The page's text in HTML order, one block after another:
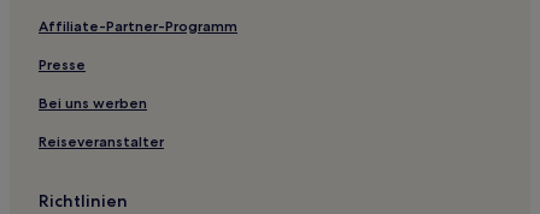
Affiliate-Partner-Programm
Presse
Bei uns werben
Reiseveranstalter
Richtlinien